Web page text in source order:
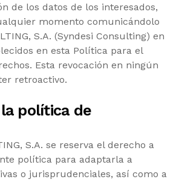
de los datos de los interesados,
momento comunicándolo
S.A. (Syndesi Consulting) en
en esta Política para el
Esta revocación en ningún
retroactivo.
política de
S.A. se reserva el derecho a
política para adaptarla a
o jurisprudenciales, así como a